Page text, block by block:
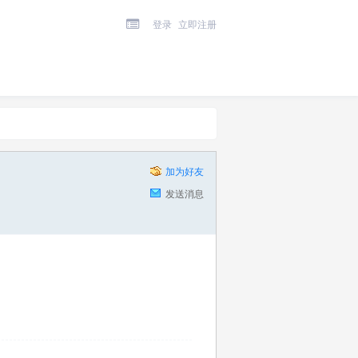
登录 立即注册
加为好友
发送消息